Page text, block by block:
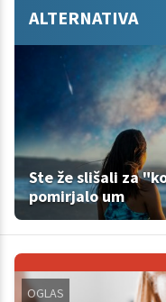
ALTERNATIVA
Ste že slišali za
pomirjalo um
OGLAS